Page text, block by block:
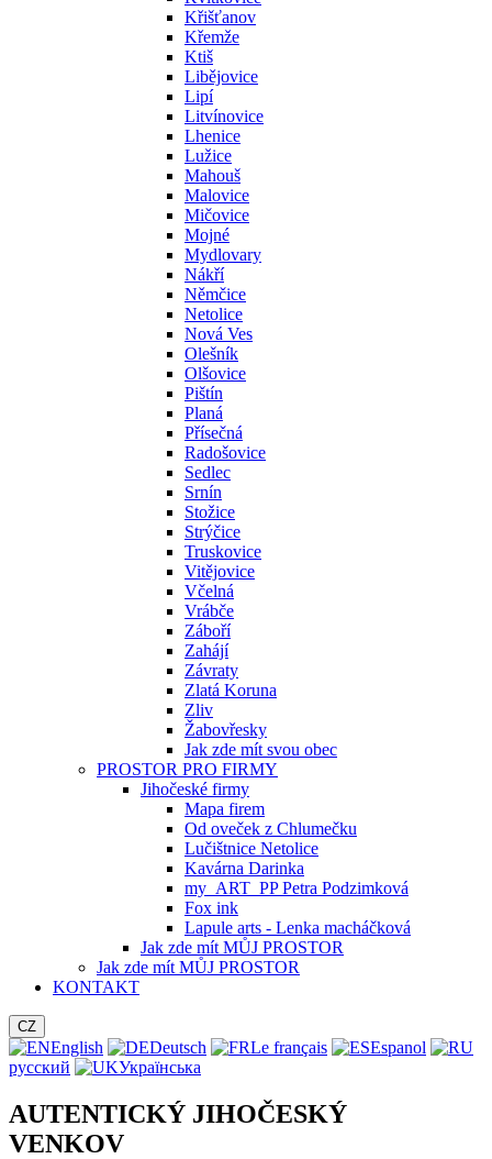
Křišťanov
Křemže
Ktiš
Libějovice
Lipí
Litvínovice
Lhenice
Lužice
Mahouš
Malovice
Mičovice
Mojné
Mydlovary
Nákří
Němčice
Netolice
Nová Ves
Olešník
Olšovice
Pištín
Planá
Přísečná
Radošovice
Sedlec
Srnín
Stožice
Strýčice
Truskovice
Vitějovice
Včelná
Vrábče
Záboří
Zahájí
Závraty
Zlatá Koruna
Zliv
Žabovřesky
Jak zde mít svou obec
PROSTOR PRO FIRMY
Jihočeské firmy
Mapa firem
Od oveček z Chlumečku
Lučištnice Netolice
Kavárna Darinka
my_ART_PP Petra Podzimková
Fox ink
Lapule arts - Lenka macháčková
Jak zde mít MŮJ PROSTOR
Jak zde mít MŮJ PROSTOR
KONTAKT
CZ
English Deutsch Le français
Espanol
русский
Українська
AUTENTICKÝ JIHOČESKÝ
VENKOV